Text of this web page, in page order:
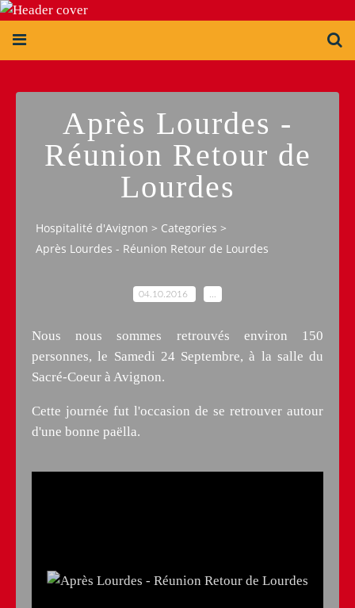
Après Lourdes -
Réunion Retour de
Lourdes
Hospitalité d'Avignon > Categories >
Après Lourdes - Réunion Retour de Lourdes
04.10.2016
Nous nous sommes retrouvés environ 150
personnes, le Samedi 24 Septembre, à la salle du
Sacré-Coeur à Avignon.
Cette journée fut l'occasion de se retrouver autour
d'une bonne paëlla.